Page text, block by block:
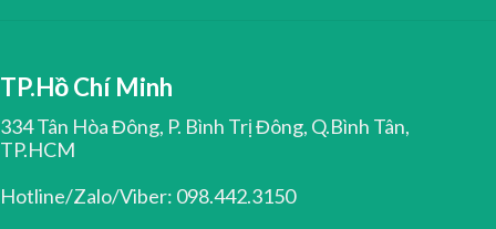
TP.Hồ Chí Minh
334 Tân Hòa Đông, P. Bình Trị Đông, Q.Bình Tân,
TP.HCM
Hotline/Zalo/Viber: 098.442.3150